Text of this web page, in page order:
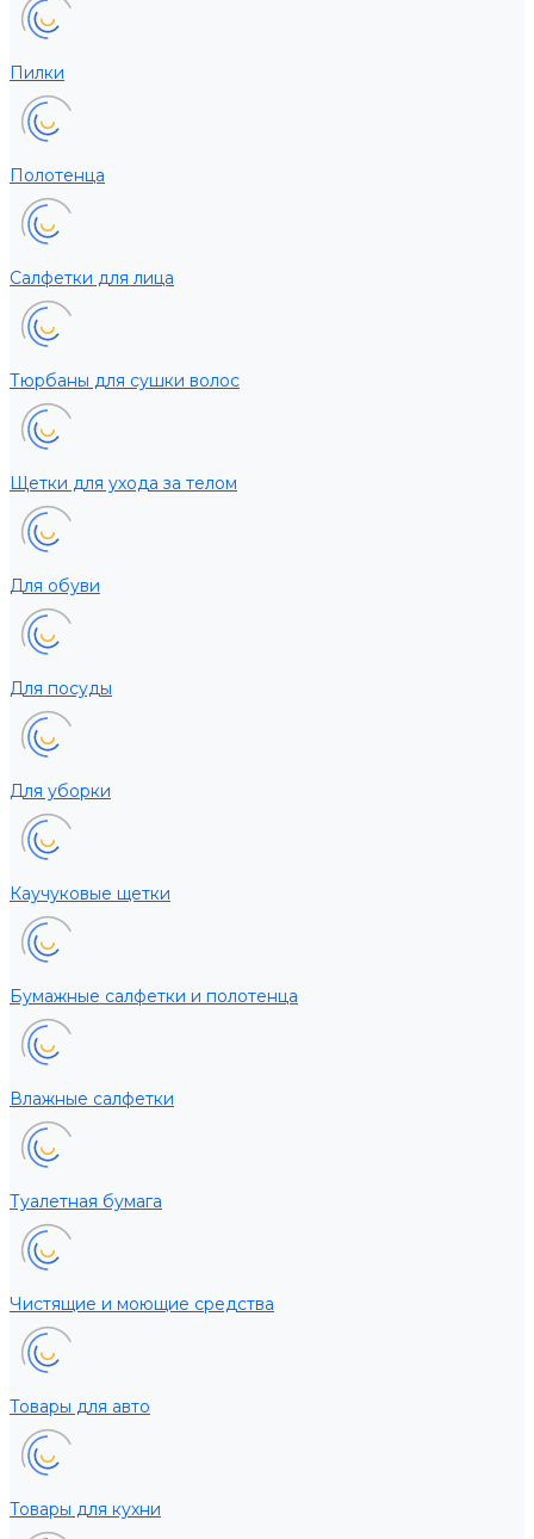
Пилки
Полотенца
Салфетки для лица
Тюрбаны для сушки волос
Щетки для ухода за телом
Для обуви
Для посуды
Для уборки
Каучуковые щетки
Бумажные салфетки и полотенца
Влажные салфетки
Туалетная бумага
Чистящие и моющие средства
Товары для авто
Товары для кухни